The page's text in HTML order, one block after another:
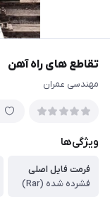
تقاطع های راه آهن
مهندسی عمران
ویژگی‌ها
فرمت فایل اصلی
فشرده شده (Rar)